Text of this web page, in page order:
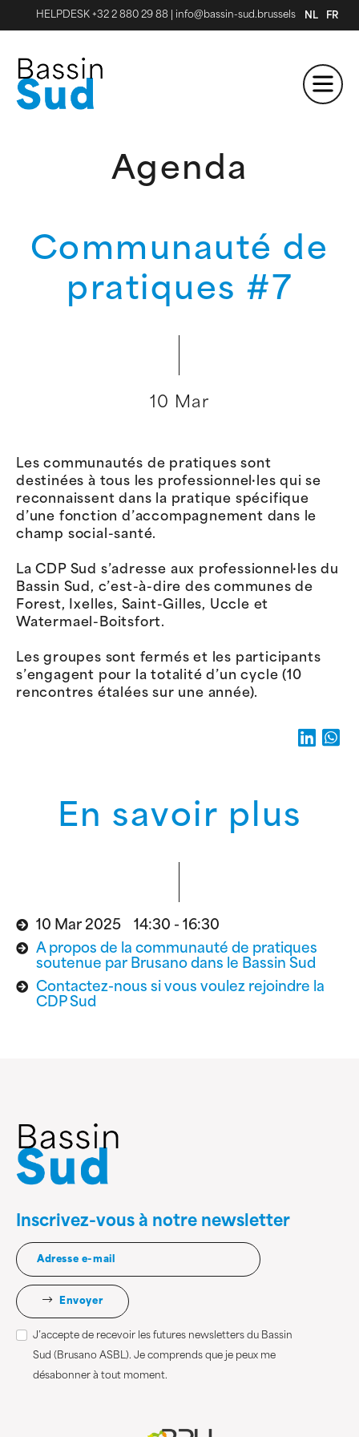
HELPDESK +32 2 880 29 88 info@bassin-sud.brussels NL FR
Agenda
Communauté de
pratiques #7
10 Mar
Les communautés de pratiques sont
destinées à tous les professionnel·les qui se
reconnaissent dans la pratique spécifique
d’une fonction d’accompagnement dans le
champ social-santé.
La CDP Sud s’adresse aux professionnel·les du
Bassin Sud, c’est-à-dire des communes de
Forest, Ixelles, Saint-Gilles, Uccle et
Watermael-Boitsfort.
Les groupes sont fermés et les participants
s’engagent pour la totalité d’un cycle (10
rencontres étalées sur une année).
En savoir plus
10 Mar 2025 14:30 - 16:30
A propos de la communauté de pratiques
soutenue par Brusano dans le Bassin Sud
Contactez-nous si vous voulez rejoindre la
CDP Sud
Inscrivez-vous à notre newsletter
Envoyer
J’accepte de recevoir les futures newsletters du Bassin
Sud (Brusano ASBL). Je comprends que je peux me
désabonner à tout moment.